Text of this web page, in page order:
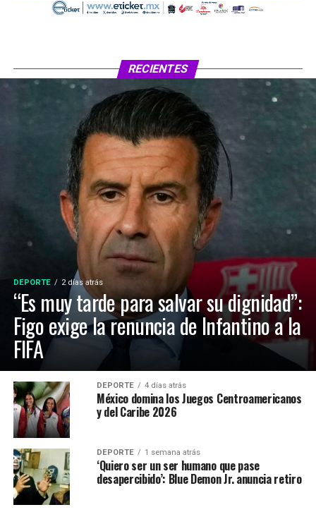
RECIENTES
DEPORTE 2 días atrás
“Es muy tarde para salvar su dignidad”:
Figo exige la renuncia de Infantino a la
FIFA
DEPORTE 4 días atrás
México domina los Juegos Centroamericanos
y del Caribe 2026
DEPORTE 1 semana atrás
‘Quiero ser un ser humano que pase
desapercibido’: Blue Demon Jr. anuncia retiro